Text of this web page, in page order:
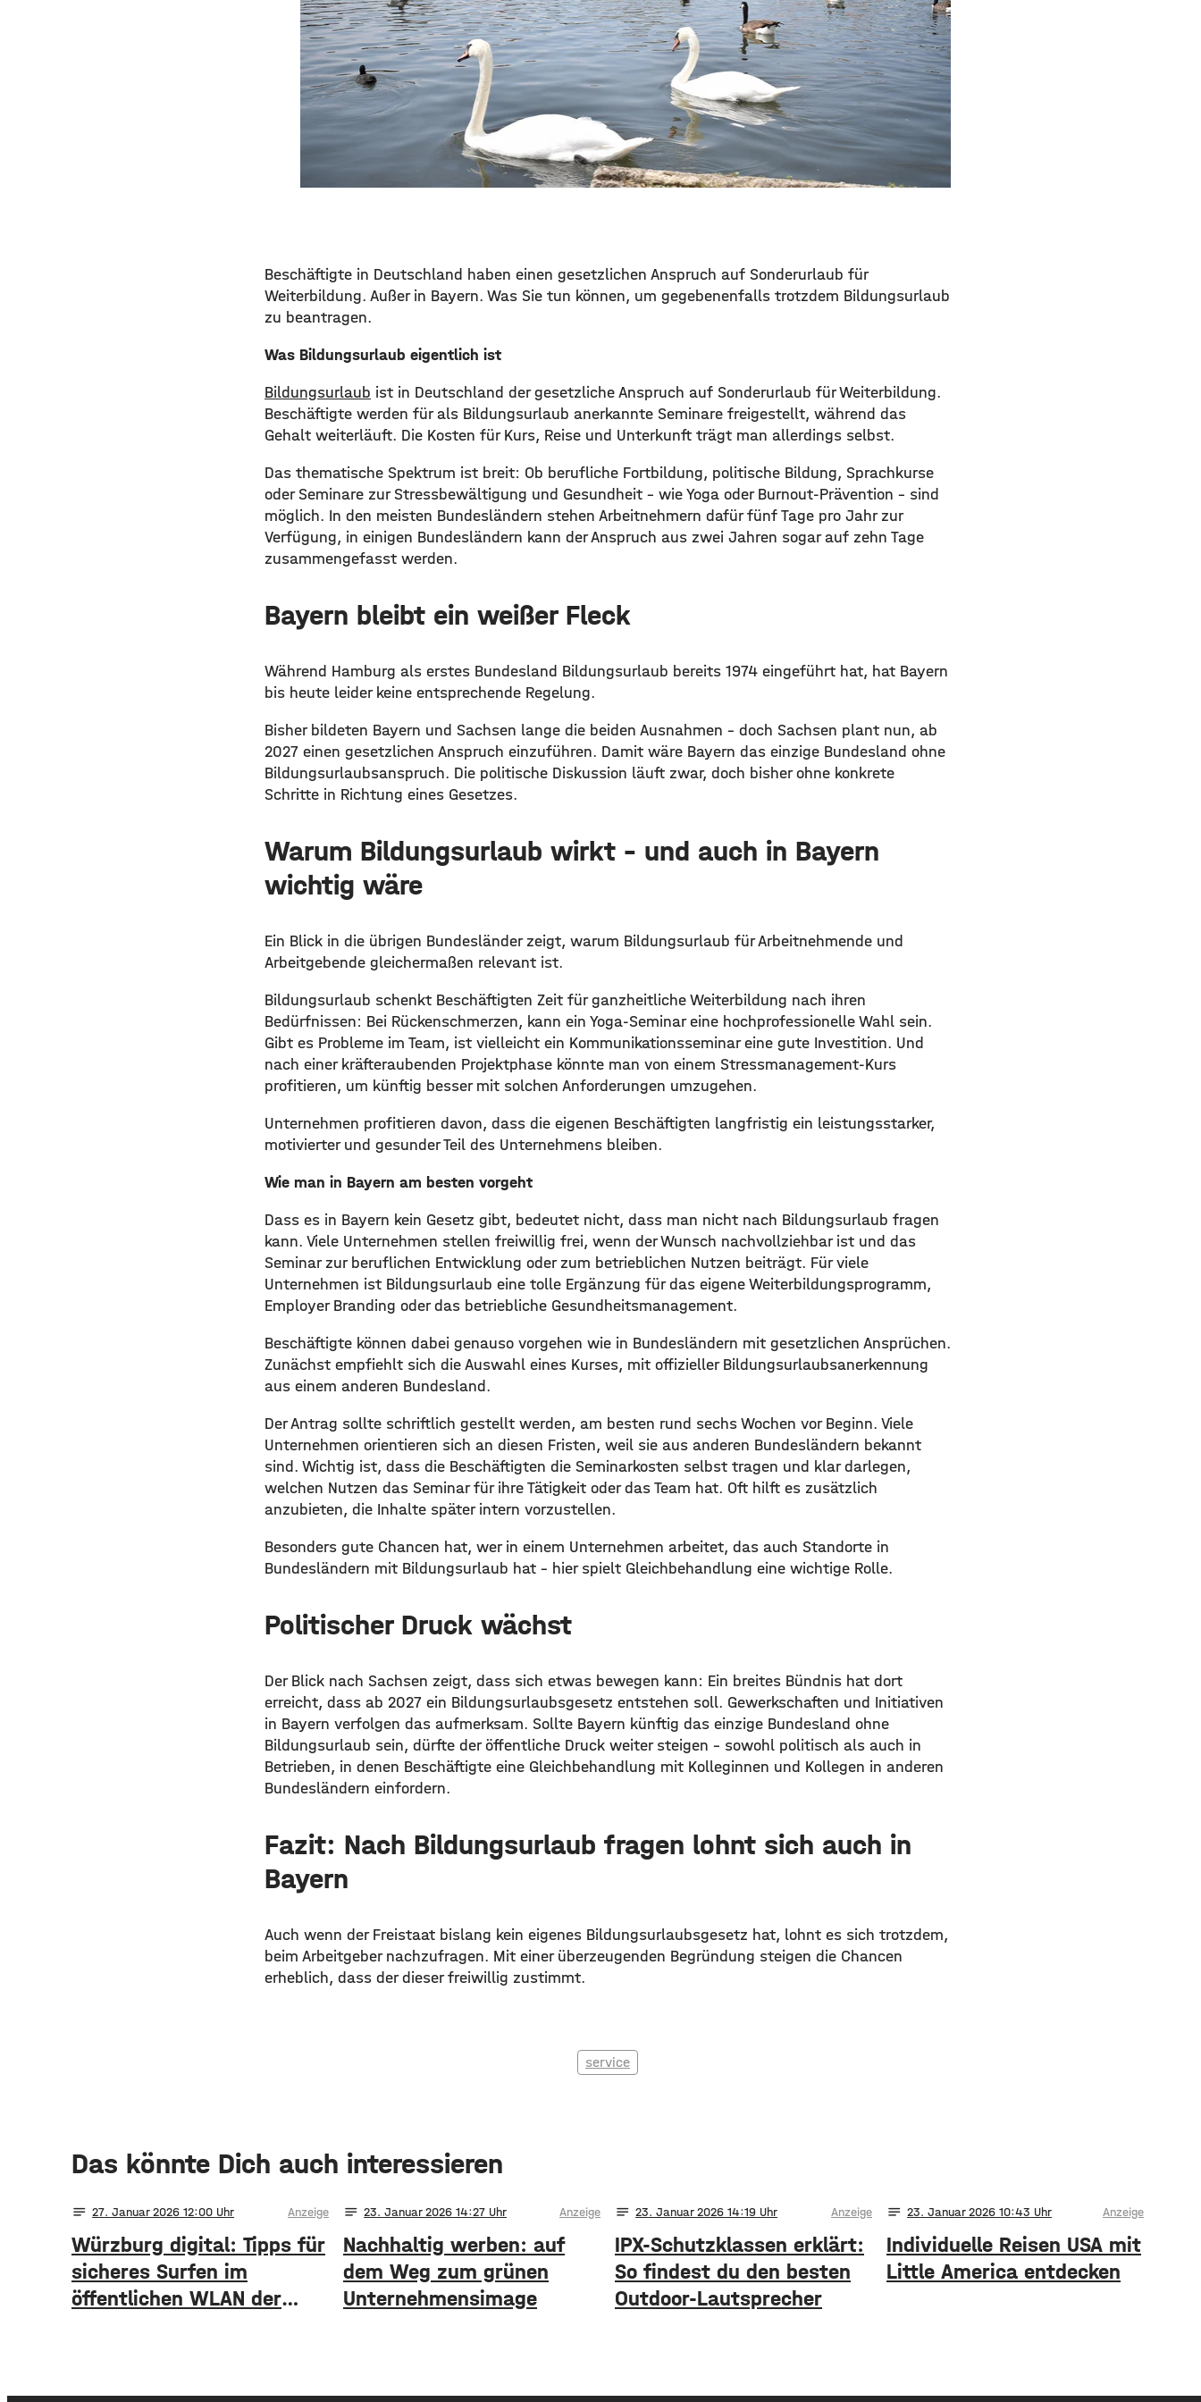
Beschäftigte in Deutschland haben einen gesetzlichen Anspruch auf Sonderurlaub für
Weiterbildung. Außer in Bayern. Was Sie tun können, um gegebenenfalls trotzdem Bildungsurlaub
zu beantragen.
Was Bildungsurlaub eigentlich ist
Bildungsurlaub ist in Deutschland der gesetzliche Anspruch auf Sonderurlaub für Weiterbildung.
Beschäftigte werden für als Bildungsurlaub anerkannte Seminare freigestellt, während das
Gehalt weiterläuft. Die Kosten für Kurs, Reise und Unterkunft trägt man allerdings selbst.
Das thematische Spektrum ist breit: Ob berufliche Fortbildung, politische Bildung, Sprachkurse
oder Seminare zur Stressbewältigung und Gesundheit – wie Yoga oder Burnout-Prävention – sind
möglich. In den meisten Bundesländern stehen Arbeitnehmern dafür fünf Tage pro Jahr zur
Verfügung, in einigen Bundesländern kann der Anspruch aus zwei Jahren sogar auf zehn Tage
zusammengefasst werden.
Bayern bleibt ein weißer Fleck
Während Hamburg als erstes Bundesland Bildungsurlaub bereits 1974 eingeführt hat, hat Bayern
bis heute leider keine entsprechende Regelung.
Bisher bildeten Bayern und Sachsen lange die beiden Ausnahmen – doch Sachsen plant nun, ab
2027 einen gesetzlichen Anspruch einzuführen. Damit wäre Bayern das einzige Bundesland ohne
Bildungsurlaubsanspruch. Die politische Diskussion läuft zwar, doch bisher ohne konkrete
Schritte in Richtung eines Gesetzes.
Warum Bildungsurlaub wirkt – und auch in Bayern
wichtig wäre
Ein Blick in die übrigen Bundesländer zeigt, warum Bildungsurlaub für Arbeitnehmende und
Arbeitgebende gleichermaßen relevant ist.
Bildungsurlaub schenkt Beschäftigten Zeit für ganzheitliche Weiterbildung nach ihren
Bedürfnissen: Bei Rückenschmerzen, kann ein Yoga-Seminar eine hochprofessionelle Wahl sein.
Gibt es Probleme im Team, ist vielleicht ein Kommunikationsseminar eine gute Investition. Und
nach einer kräfteraubenden Projektphase könnte man von einem Stressmanagement-Kurs
profitieren, um künftig besser mit solchen Anforderungen umzugehen.
Unternehmen profitieren davon, dass die eigenen Beschäftigten langfristig ein leistungsstarker,
motivierter und gesunder Teil des Unternehmens bleiben.
Wie man in Bayern am besten vorgeht
Dass es in Bayern kein Gesetz gibt, bedeutet nicht, dass man nicht nach Bildungsurlaub fragen
kann. Viele Unternehmen stellen freiwillig frei, wenn der Wunsch nachvollziehbar ist und das
Seminar zur beruflichen Entwicklung oder zum betrieblichen Nutzen beiträgt. Für viele
Unternehmen ist Bildungsurlaub eine tolle Ergänzung für das eigene Weiterbildungsprogramm,
Employer Branding oder das betriebliche Gesundheitsmanagement.
Beschäftigte können dabei genauso vorgehen wie in Bundesländern mit gesetzlichen Ansprüchen.
Zunächst empfiehlt sich die Auswahl eines Kurses, mit offizieller Bildungsurlaubsanerkennung
aus einem anderen Bundesland.
Der Antrag sollte schriftlich gestellt werden, am besten rund sechs Wochen vor Beginn. Viele
Unternehmen orientieren sich an diesen Fristen, weil sie aus anderen Bundesländern bekannt
sind. Wichtig ist, dass die Beschäftigten die Seminarkosten selbst tragen und klar darlegen,
welchen Nutzen das Seminar für ihre Tätigkeit oder das Team hat. Oft hilft es zusätzlich
anzubieten, die Inhalte später intern vorzustellen.
Besonders gute Chancen hat, wer in einem Unternehmen arbeitet, das auch Standorte in
Bundesländern mit Bildungsurlaub hat – hier spielt Gleichbehandlung eine wichtige Rolle.
Politischer Druck wächst
Der Blick nach Sachsen zeigt, dass sich etwas bewegen kann: Ein breites Bündnis hat dort
erreicht, dass ab 2027 ein Bildungsurlaubsgesetz entstehen soll. Gewerkschaften und Initiativen
in Bayern verfolgen das aufmerksam. Sollte Bayern künftig das einzige Bundesland ohne
Bildungsurlaub sein, dürfte der öffentliche Druck weiter steigen – sowohl politisch als auch in
Betrieben, in denen Beschäftigte eine Gleichbehandlung mit Kolleginnen und Kollegen in anderen
Bundesländern einfordern.
Fazit: Nach Bildungsurlaub fragen lohnt sich auch in
Bayern
Auch wenn der Freistaat bislang kein eigenes Bildungsurlaubsgesetz hat, lohnt es sich trotzdem,
beim Arbeitgeber nachzufragen. Mit einer überzeugenden Begründung steigen die Chancen
erheblich, dass der dieser freiwillig zustimmt.
service
Das könnte Dich auch interessieren
notes 27. Januar 2026 12:00 Anzeige
Würzburg digital: Tipps für
sicheres Surfen im
öffentlichen WLAN der
notes 23. Januar 2026 14:27 Anzeige
Nachhaltig werben: auf
dem Weg zum grünen
Unternehmensimage
notes 23. Januar 2026 14:19 Anzeige
IPX-Schutzklassen erklärt:
So findest du den besten
Outdoor-Lautsprecher
notes 23. Januar 2026 10:43 Anzeige
Individuelle Reisen USA mit
Little America entdecken